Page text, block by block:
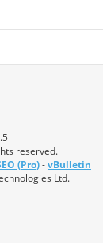
reserved.
(Pro)-vBulletin
Ltd.